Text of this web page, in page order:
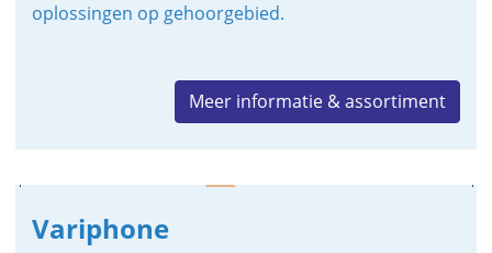
oplossingen op gehoorgebied.
Meer informatie & assortiment
Variphone